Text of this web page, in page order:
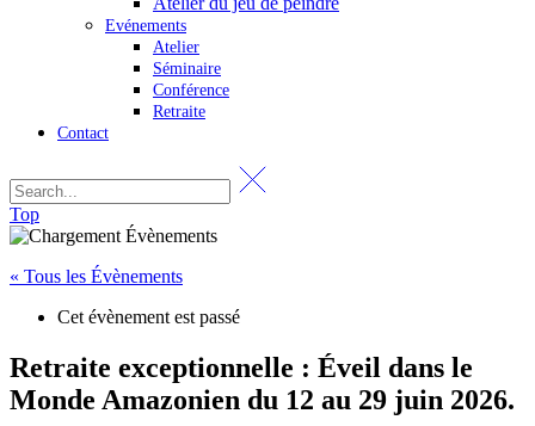
Evénements
Atelier
Séminaire
Conférence
Retraite
Contact
Top
« Tous les Évènements
Cet évènement est passé
Retraite exceptionnelle : Éveil dans le
Monde Amazonien du 12 au 29 juin 2026.